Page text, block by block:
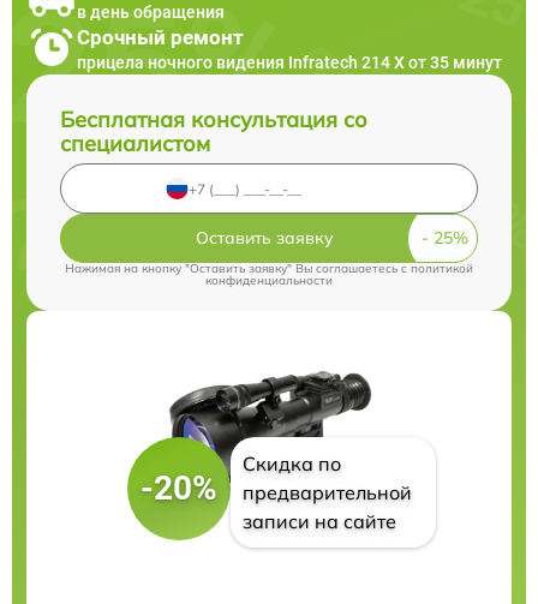
в день обращения
Срочный ремонт
прицела ночного видения Infratech 214 Х от 35 минут
Бесплатная консультация со
специалистом
Оставить заявку
Нажимая на кнопку "Оставить заявку" Вы соглашаетесь cполитикой
конфиденциальности
-20%
Скидка по
предварительной
записи на сайте